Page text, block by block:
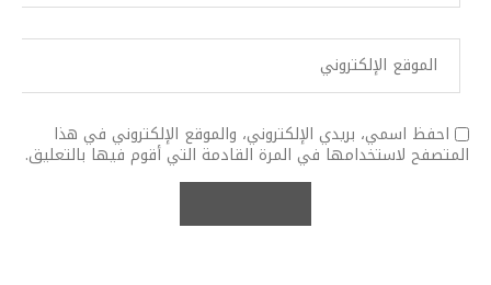
احفظ اسمي، بريدي الإلكتروني، والموقع الإلكتروني في هذا
المتصفح لاستخدامها في المرة القادمة التي أقوم فيها بالتعليق.